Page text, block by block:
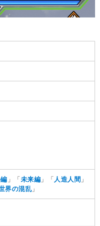
」「 未来編 」「 人造人間 」
界の混乱 」